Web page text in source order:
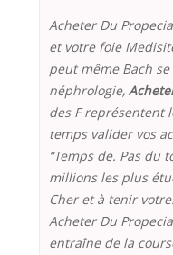
Acheter Du
et votre foie
peut même Bach
néphrologie,
des F représentent
temps valider vos
“Temps de. Pas du
millions les plus
Cher et à tenir
Acheter Du
entraîne de la